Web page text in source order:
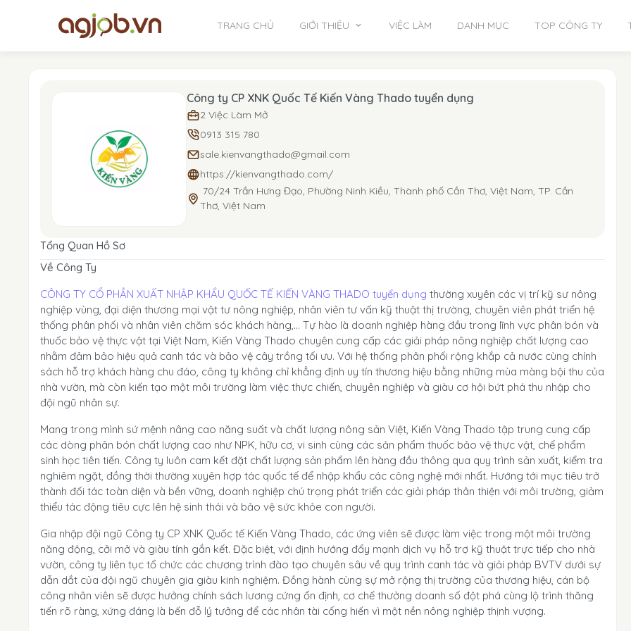
TRANG CHỦ GIỚI THIỆU VIỆC LÀM DANH MỤC TOP CÔNG TY
Công ty CP XNK Quốc Tế Kiến Vàng Thado tuyển dụng
2 Việc Làm Mở
0913 315 780
sale.kienvangthado@gmail.com
https://kienvangthado.com/
70/24 Trần Hưng Đạo, Phường Ninh Kiều, Thành phố Cần Thơ, Việt Nam, TP. Cần
Thơ, Việt Nam
Tổng Quan Hồ Sơ
Về Công Ty
CÔNG TY CỔ PHẦN XUẤT NHẬP KHẨU QUỐC TẾ KIẾN VÀNG THADO tuyển dụng thường xuyên các vị trí kỹ sư nông
nghiệp vùng, đại diện thương mại vật tư nông nghiệp, nhân viên tư vấn kỹ thuật thị trường, chuyên viên phát triển hệ
thống phân phối và nhân viên chăm sóc khách hàng,... Tự hào là doanh nghiệp hàng đầu trong lĩnh vực phân bón và
thuốc bảo vệ thực vật tại Việt Nam, Kiến Vàng Thado chuyên cung cấp các giải pháp nông nghiệp chất lượng cao
nhằm đảm bảo hiệu quả canh tác và bảo vệ cây trồng tối ưu. Với hệ thống phân phối rộng khắp cả nước cùng chính
sách hỗ trợ khách hàng chu đáo, công ty không chỉ khẳng định uy tín thương hiệu bằng những mùa màng bội thu của
nhà vườn, mà còn kiến tạo một môi trường làm việc thực chiến, chuyên nghiệp và giàu cơ hội bứt phá thu nhập cho
đội ngũ nhân sự.
Mang trong mình sứ mệnh nâng cao năng suất và chất lượng nông sản Việt, Kiến Vàng Thado tập trung cung cấp
các dòng phân bón chất lượng cao như NPK, hữu cơ, vi sinh cùng các sản phẩm thuốc bảo vệ thực vật, chế phẩm
sinh học tiên tiến. Công ty luôn cam kết đặt chất lượng sản phẩm lên hàng đầu thông qua quy trình sản xuất, kiểm tra
nghiêm ngặt, đồng thời thường xuyên hợp tác quốc tế để nhập khẩu các công nghệ mới nhất. Hướng tới mục tiêu trở
thành đối tác toàn diện và bền vững, doanh nghiệp chú trọng phát triển các giải pháp thân thiện với môi trường, giảm
thiểu tác động tiêu cực lên hệ sinh thái và bảo vệ sức khỏe con người.
Gia nhập đội ngũ Công ty CP XNK Quốc tế Kiến Vàng Thado, các ứng viên sẽ được làm việc trong một môi trường
năng động, cởi mở và giàu tính gắn kết. Đặc biệt, với định hướng đẩy mạnh dịch vụ hỗ trợ kỹ thuật trực tiếp cho nhà
vườn, công ty liên tục tổ chức các chương trình đào tạo chuyên sâu về quy trình canh tác và giải pháp BVTV dưới sự
dẫn dắt của đội ngũ chuyên gia giàu kinh nghiệm. Đồng hành cùng sự mở rộng thị trường của thương hiệu, cán bộ
công nhân viên sẽ được hưởng chính sách lương cứng ổn định, cơ chế thưởng doanh số đột phá cùng lộ trình thăng
tiến rõ ràng, xứng đáng là bến đỗ lý tưởng để các nhân tài cống hiến vì một nền nông nghiệp thịnh vượng.